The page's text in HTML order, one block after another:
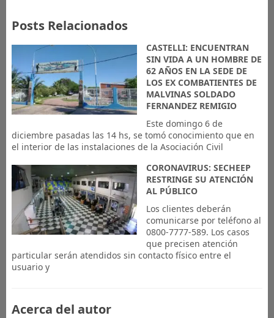
Posts Relacionados
CASTELLI: ENCUENTRAN
SIN VIDA A UN HOMBRE DE
62 AÑOS EN LA SEDE DE
LOS EX COMBATIENTES DE
MALVINAS SOLDADO
FERNANDEZ REMIGIO
Este domingo 6 de
diciembre pasadas las 14 hs, se tomó conocimiento que en
el interior de las instalaciones de la Asociación Civil
CORONAVIRUS: SECHEEP
RESTRINGE SU ATENCIÓN
AL PÚBLICO
Los clientes deberán
comunicarse por teléfono al
0800-7777-589. Los casos
que precisen atención
particular serán atendidos sin contacto físico entre el
usuario y
Acerca del autor